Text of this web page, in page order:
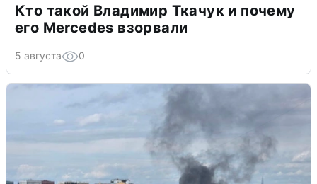
Кто такой Владимир Ткачук и почему
его Mercedes взорвали
5 августа 0